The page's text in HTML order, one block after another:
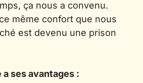
ça nous a convenu.
même confort que nous
est devenu une prison
a ses avantages :